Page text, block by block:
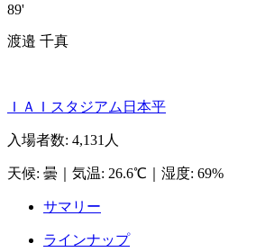
89'
渡邉 千真
ＩＡＩスタジアム日本平
入場者数: 4,131人
天候: 曇 気温: 26.6℃ 湿度: 69%
サマリー
ラインナップ